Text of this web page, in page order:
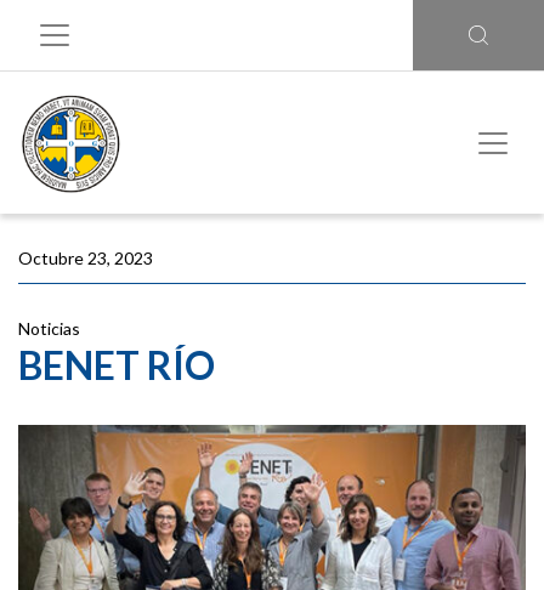
Octubre 23, 2023
Noticias
BENET RÍO